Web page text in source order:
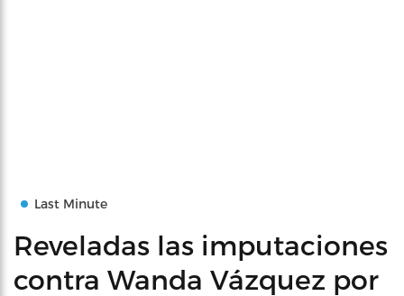
Last Minute
Reveladas las imputaciones
contra Wanda Vázquez por